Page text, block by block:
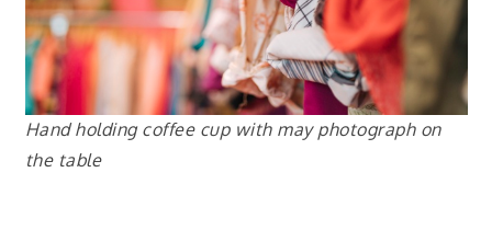
Hand holding coffee cup with may photograph on
the table